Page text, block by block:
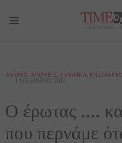
ΆΝΤΡΑΣ, ΑΠΌΨΕΙΣ, ΓΥΝΑΊΚΑ,
1 ΝΟΕΜΒΡΊΟΥ 2017
Ο έρωτας ….
που περνάμε